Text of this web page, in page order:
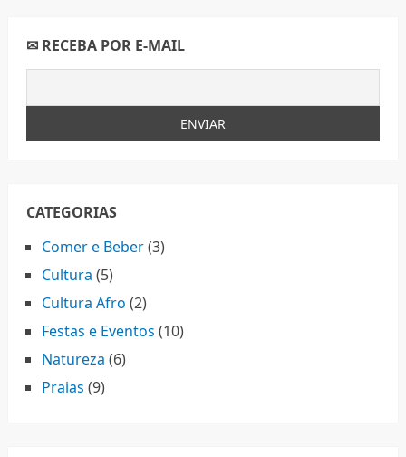
✉ RECEBA POR E-MAIL
CATEGORIAS
Comer e Beber(3)
Cultura (5)
Cultura Afro (2)
Festas e Eventos (10)
Natureza (6)
Praias (9)